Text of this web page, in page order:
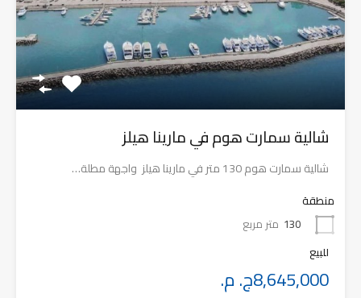
شالية سمارت هوم في مارينا هيلز
شالية سمارت هوم 130 متر في مارينا هيلز واجهة مطلة…
منطقة
130 متر مربع
للبيع
8,645,000ج. م.